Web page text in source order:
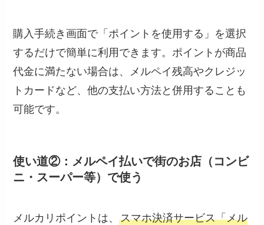
購入手続き画面で「ポイントを使用する」を選択
するだけで簡単に利用できます。ポイントが商品
代金に満たない場合は、メルペイ残高やクレジッ
トカードなど、他の支払い方法と併用することも
可能です。
使い道②：メルペイ払いで街のお店（コンビ
ニ・スーパー等）で使う
メルカリポイントは、スマホ決済サービス「メル